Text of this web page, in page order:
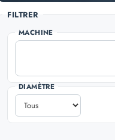
FILTRER
MACHINE
DIAMÈTRE